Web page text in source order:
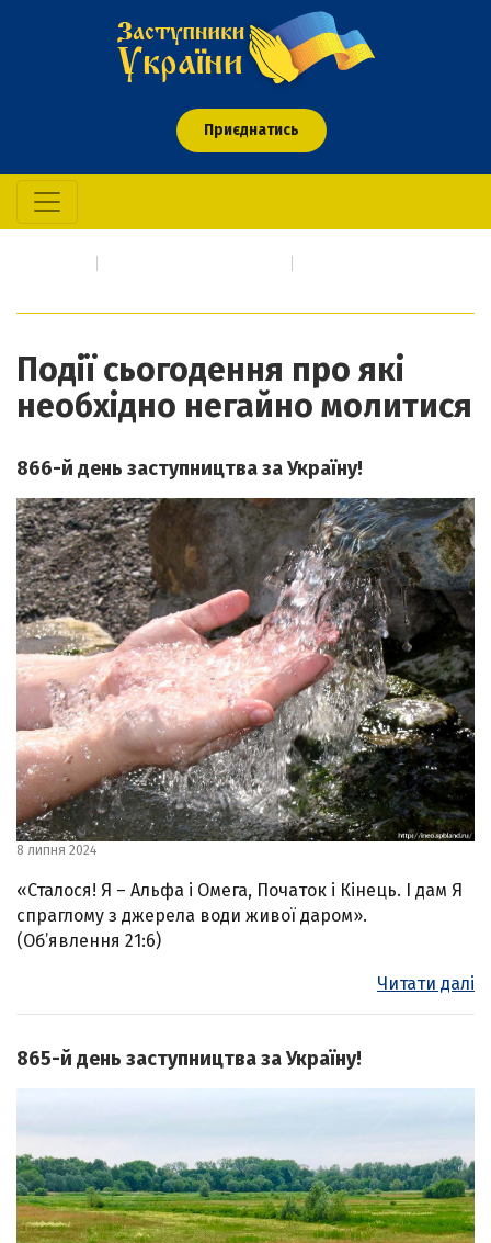
Приєднатись
Події сьогодення про які
необхідно негайно молитися
866-й день заступництва за Україну!
8 липня 2024
«Сталося! Я – Альфа і Омега, Початок і Кінець. І дам Я
спраглому з джерела води живої даром».
(Об’явлення 21:6)
Читати далі
865-й день заступництва за Україну!